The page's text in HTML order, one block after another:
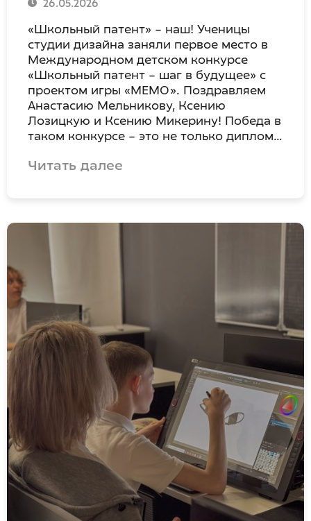
26.05.2026
«Школьный патент» – наш! Ученицы
студии дизайна заняли первое место в
Международном детском конкурсе
«Школьный патент – шаг в будущее» с
проектом игры «МЕМО». Поздравляем
Анастасию Мельникову, Ксению
Лозицкую и Ксению Микерину! Победа в
таком конкурсе – это не только диплом…
Читать далее